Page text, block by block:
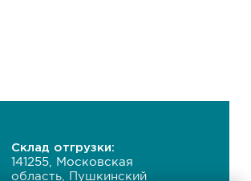
Склад отгрузки:
141255, Московская
область, Пушкинский